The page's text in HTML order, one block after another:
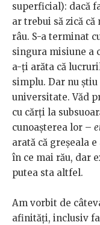
superficial): dacă
ar trebui să zică
râu. S-a terminat
singura misiune a
a-ți arăta că
simplu. Dar nu
universitate. Văd
cu cărți la
cunoașterea lor –
arată că greșeala
în ce mai rău, dar
putea sta altfel.
Am vorbit de
afinități, inclusiv